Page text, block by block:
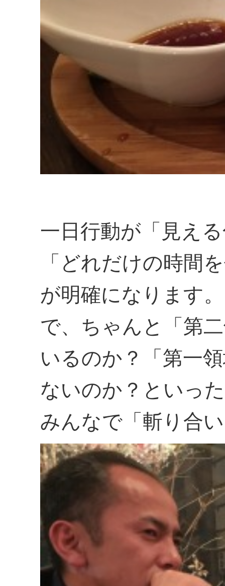
一日行動が「見え
「どれだけの時間
が明確になります。
で、ちゃんと「第
いるのか？「第一
ないのか？といっ
みんなで「斬り合